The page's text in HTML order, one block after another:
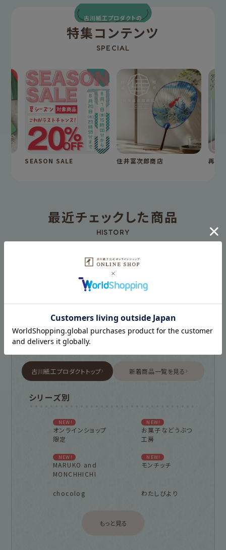
古川紙工プロダクトの
特集コンテンツ
SPECIAL
SEASON SALE 住井冨次郎商店 再入
最近チェックした商品
HISTORY
古川紙工プロダクトトップ 新着商品一覧を見る
シリーズ別
NEW!
オンラインショップ
限定
NEW!
お菓子などうぶつ
工房
NEW!
MARUKO and
MONCHHICHI
NEW!
モンチッチ
chocolog わたしびより
もっと見る